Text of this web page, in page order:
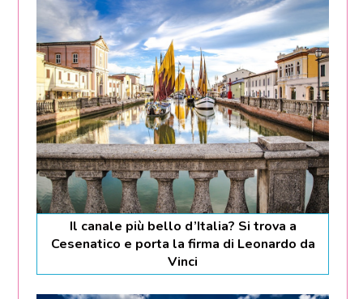
Il canale più bello d’Italia? Si trova a
Cesenatico e porta la firma di Leonardo da
Vinci